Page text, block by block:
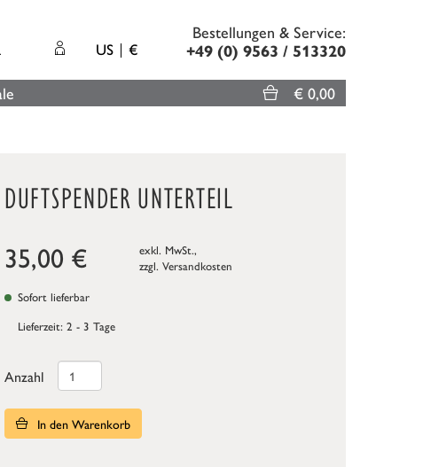
US €
Bestellungen & Service:
+49 (0) 9563 / 513320
€ 0,00
DUFTSPENDER UNTERTEIL
35,00 €
exkl. MwSt.,
zzgl. Versandkosten
Sofort lieferbar
Lieferzeit: 2 - 3 Tage
Anzahl
In den Warenkorb